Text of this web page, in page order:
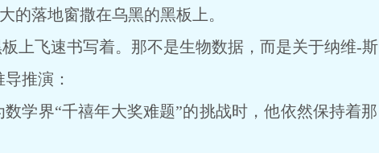
落地窗撒在乌黑的黑板上。
飞速书写着。那不是生物数据，而是关于纳维-斯
推演：
界“千禧年大奖难题”的挑战时，他依然保持着那